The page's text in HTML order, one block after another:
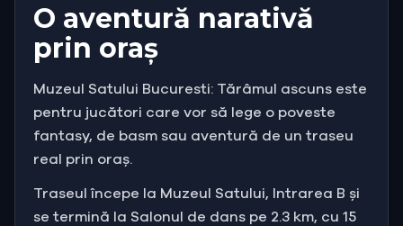
O aventură narativă
prin oraș
Muzeul Satului Bucuresti: Tărâmul ascuns este
pentru jucători care vor să lege o poveste
fantasy, de basm sau aventură de un traseu
real prin oraș.
Traseul începe la Muzeul Satului, Intrarea B și
se termină la Salonul de dans pe 2.3 km, cu 15